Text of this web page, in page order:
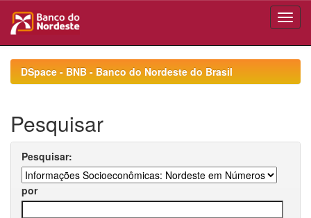
navigationDSpace - BNB - Banco do Nordeste do Brasil
Pesquisar
Pesquisar:
por